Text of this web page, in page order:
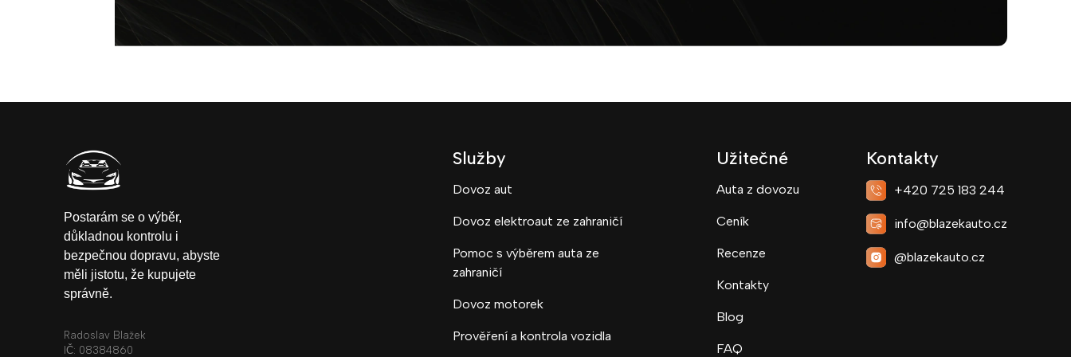
Postarám se o výběr,
důkladnou kontrolu i
bezpečnou dopravu, abyste
měli jistotu, že kupujete
správně.
Radoslav Blažek
IČ: 08384860
Služby
Dovoz aut
Dovoz elektroaut ze zahraničí
Pomoc s výběrem auta ze
zahraničí
Dovoz motorek
Prověření a kontrola vozidla
Užitečné
Auta z dovozu
Ceník
Recenze
Kontakty
Blog
FAQ
Kontakty
+420 725 183 244
info@blazekauto.cz
@blazekauto.cz